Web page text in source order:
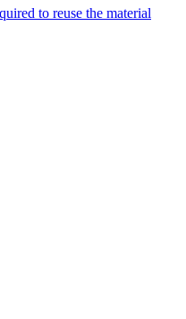
to reuse the material